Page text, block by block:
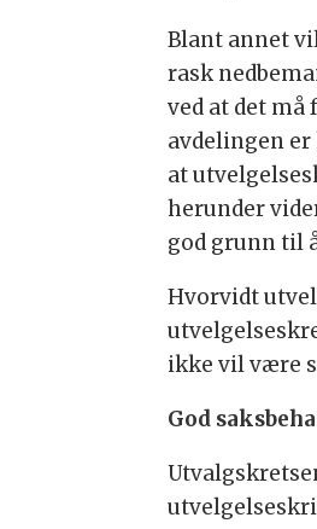
Blant annet
rask
ved at det
avdelingen
at
herunder
god grunn til
Hvorvidt
ikke vil være
God